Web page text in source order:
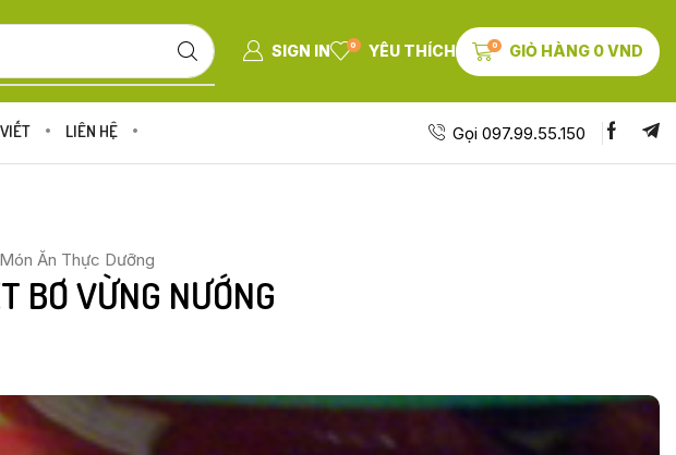
SIGN IN 0 YÊU THÍCH 0 GIỎ HÀNG 0VND
LIÊN HỆ Gọi 097.99.55.150
Món Ăn Thực Dưỡng
BƠ VỪNG NƯỚNG